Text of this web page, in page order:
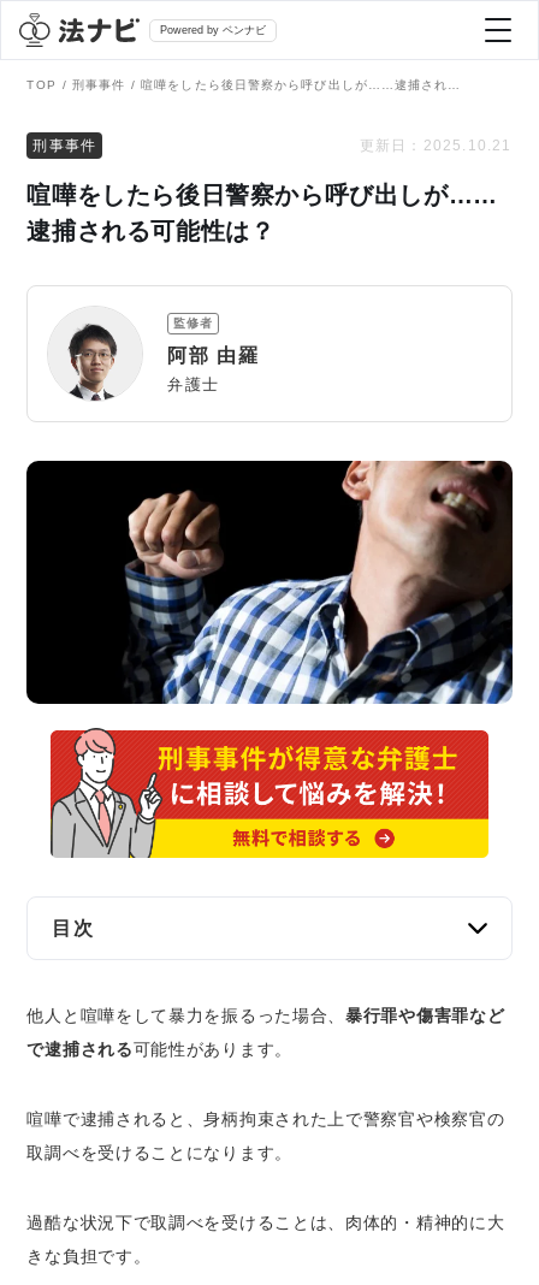
Powered by ベンナビ
全て
刑事事件
債務整理
交通事故
遺産相続
労働問題
債権回収
IT・ネット
企業法務
弁護士を探す
AI Search Premium
掲載をご検討の弁護士の方へ
TOP 刑事事件
刑事事件 更新日： 2025.10.21
喧嘩をしたら後日警察から呼び出しが……
逮捕される可能性は？
監修者
阿部 由羅
弁護士
目次
暴行罪
傷害罪
器物損壊罪
決闘罪
相手が先に暴力を振るってきた場合の取り扱い
「正当防衛」が成立することがある
他人と喧嘩をして暴力を振るった場合、暴行罪や傷害罪など
で逮捕される可能性があります。
喧嘩で逮捕されると、身柄拘束された上で警察官や検察官の
取調べを受けることになります。
過酷な状況下で取調べを受けることは、肉体的・精神的に大
きな負担です。